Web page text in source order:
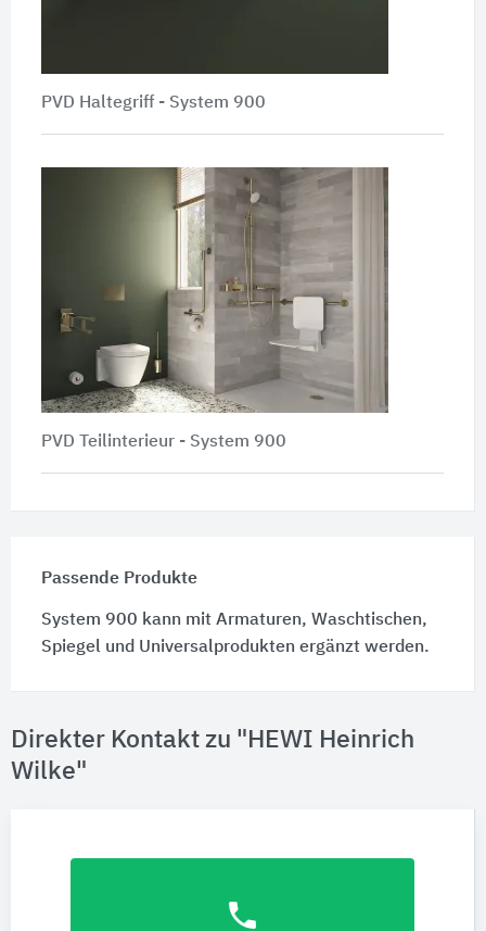
PVD Haltegriff - System 900
PVD Teilinterieur - System 900
Passende Produkte
System 900 kann mit Armaturen, Waschtischen,
Spiegel und Universalprodukten ergänzt werden.
Direkter Kontakt zu "HEWI Heinrich
Wilke"
phone